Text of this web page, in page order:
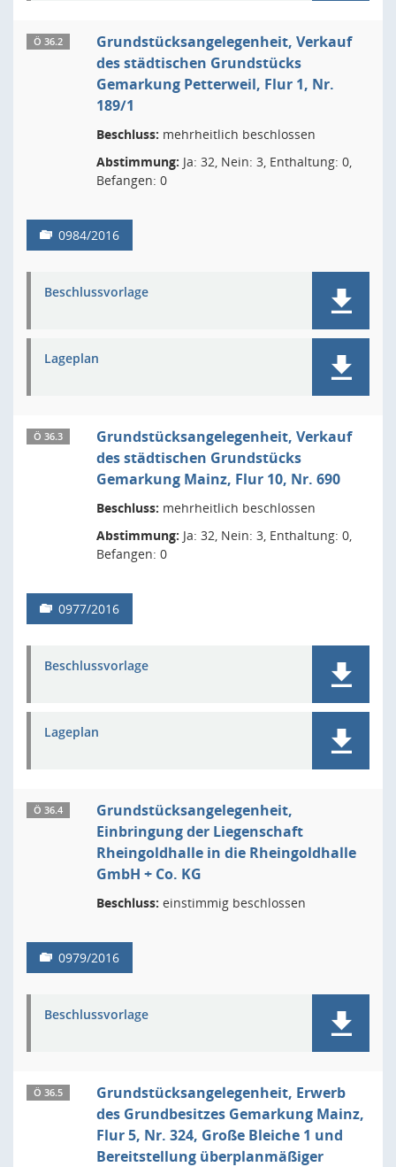
Ö 36.2
Grundstücksangelegenheit, Verkauf
des städtischen Grundstücks
Gemarkung Petterweil, Flur 1, Nr.
189/1
Beschluss: mehrheitlich beschlossen
Abstimmung: Ja: 32, Nein: 3, Enthaltung: 0,
Befangen: 0
0984/2016
Beschlussvorlage
Lageplan
Ö 36.3
Grundstücksangelegenheit, Verkauf
des städtischen Grundstücks
Gemarkung Mainz, Flur 10, Nr. 690
Beschluss: mehrheitlich beschlossen
Abstimmung: Ja: 32, Nein: 3, Enthaltung: 0,
Befangen: 0
0977/2016
Beschlussvorlage
Lageplan
Ö 36.4
Grundstücksangelegenheit,
Einbringung der Liegenschaft
Rheingoldhalle in die Rheingoldhalle
GmbH + Co. KG
Beschluss: einstimmig beschlossen
0979/2016
Beschlussvorlage
Ö 36.5
Grundstücksangelegenheit, Erwerb
des Grundbesitzes Gemarkung Mainz,
Flur 5, Nr. 324, Große Bleiche 1 und
Bereitstellung überplanmäßiger